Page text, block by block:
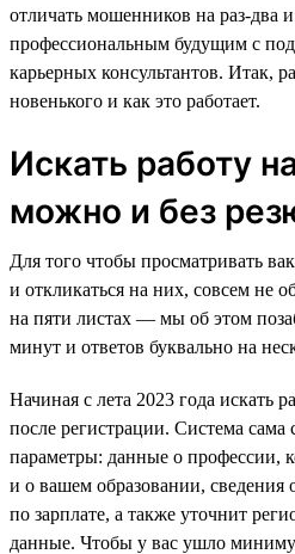
отличать мошенников на раз-два
профессиональным будущим с
карьерных консультантов. Итак,
новенького и как это работает.
Искать работу
можно и без
Для того чтобы просматривать
и откликаться на них, совсем не
на пяти листах — мы об этом
минут и ответов буквально на
Начиная с лета 2023 года искать
после регистрации. Система сама
параметры: данные о профессии,
и о вашем образовании, сведения
по зарплате, а также уточнит
данные. Чтобы у вас ушло